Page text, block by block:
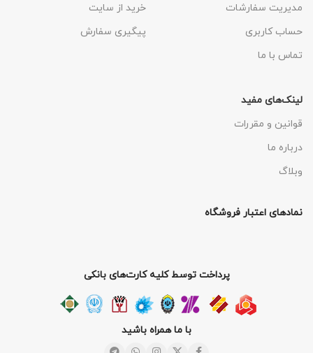
مدیریت سفارشات
حساب کاربری
تماس با ما
خرید از سایت
پیگیری سفارش
لینک‌های مفید
قوانین و مقررات
درباره ما
وبلاگ
نمادهای اعتبار فروشگاه
پرداخت توسط کلیه کارت‌های بانکی
با ما همراه باشید